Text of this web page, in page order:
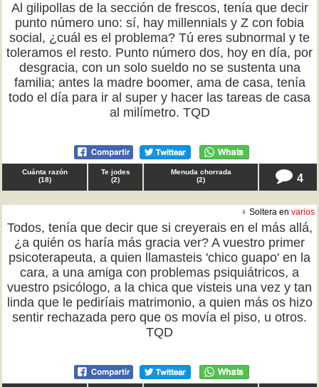
Al gilipollas de la sección de frescos, tenía que decir
punto número uno: sí, hay millennials y Z con fobia
social, ¿cuál es el problema? Tú eres subnormal y te
toleramos el resto. Punto número dos, hoy en día, por
desgracia, con un solo sueldo no se sustenta una
familia; antes la madre boomer, ama de casa, tenía
todo el día para ir al super y hacer las tareas de casa
al milímetro. TQD
Cuánta razón
(18)
Te jodes
(2)
Menuda chorrada
(2) 4
♀ Soltera en varios
Todos, tenía que decir que si creyerais en el más allá,
¿a quién os haría más gracia ver? A vuestro primer
psicoterapeuta, a quien llamasteis 'chico guapo' en la
cara, a una amiga con problemas psiquiátricos, a
vuestro psicólogo, a la chica que visteis una vez y tan
linda que le pediríais matrimonio, a quien más os hizo
sentir rechazada pero que os movía el piso, u otros.
TQD